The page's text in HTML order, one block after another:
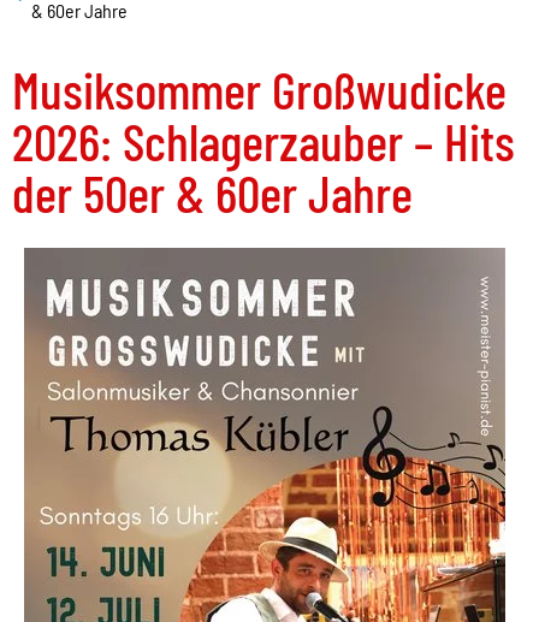
& 60er Jahre
Musiksommer Großwudicke
2026: Schlagerzauber – Hits
der 50er & 60er Jahre